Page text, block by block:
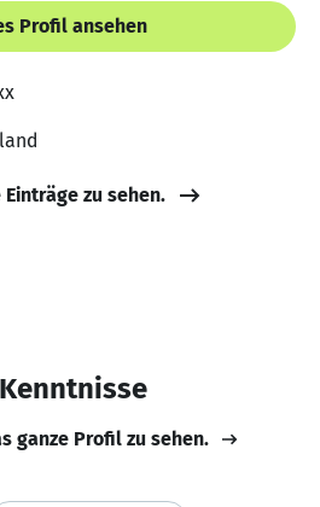
Profil ansehen
zu sehen.
ganze Profil zu sehen.